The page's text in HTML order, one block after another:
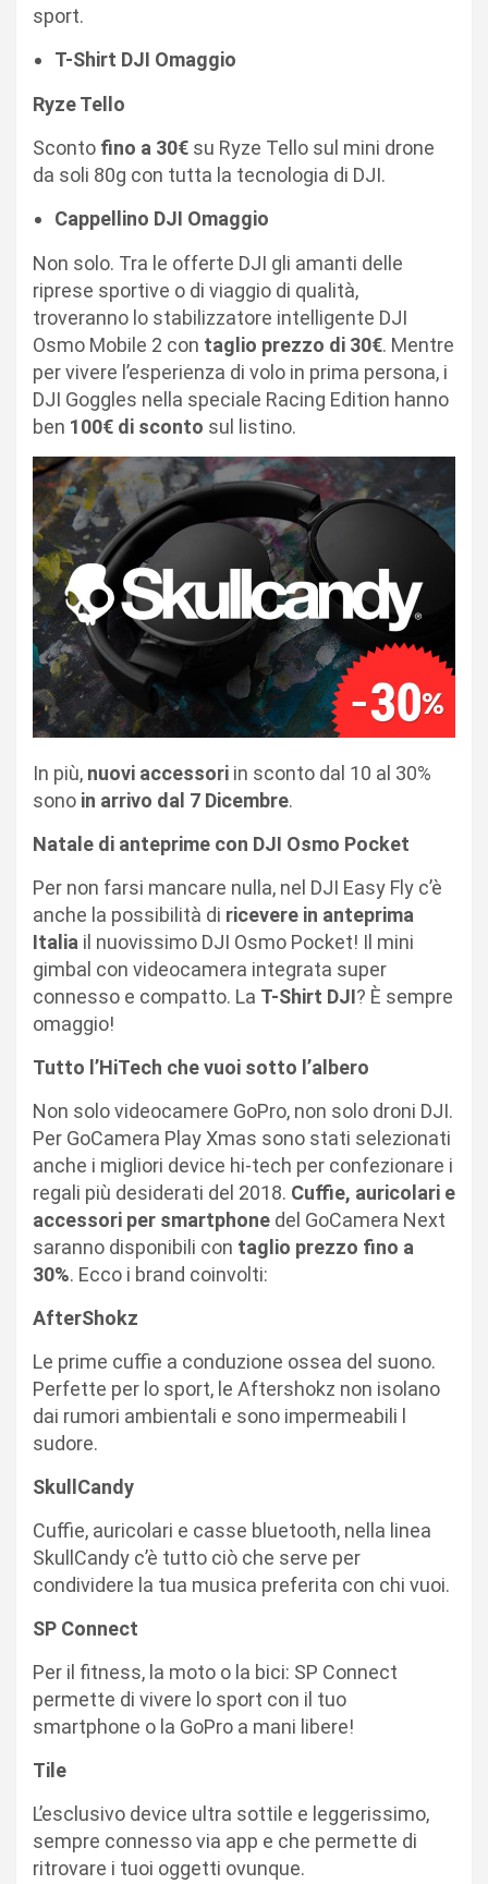
sport.
T-Shirt DJI Omaggio
Ryze Tello
Sconto fino a 30€ su Ryze Tello sul mini drone
da soli 80g con tutta la tecnologia di DJI.
Cappellino DJI Omaggio
Non solo. Tra le offerte DJI gli amanti delle
riprese sportive o di viaggio di qualità,
troveranno lo stabilizzatore intelligente DJI
Osmo Mobile 2 con taglio prezzo di 30€. Mentre
per vivere l’esperienza di volo in prima persona, i
DJI Goggles nella speciale Racing Edition hanno
ben 100€ di sconto sul listino.
In più, nuovi accessori in sconto dal 10 al 30%
sono in arrivo dal 7 Dicembre.
Natale di anteprime con DJI Osmo Pocket
Per non farsi mancare nulla, nel DJI Easy Fly c’è
anche la possibilità di ricevere in anteprima
Italia il nuovissimo DJI Osmo Pocket! Il mini
gimbal con videocamera integrata super
connesso e compatto. La T-Shirt DJI? È sempre
omaggio!
Tutto l’HiTech che vuoi sotto l’albero
Non solo videocamere GoPro, non solo droni DJI.
Per GoCamera Play Xmas sono stati selezionati
anche i migliori device hi-tech per confezionare i
regali più desiderati del 2018. Cuffie, auricolari e
accessori per smartphone del GoCamera Next
saranno disponibili con taglio prezzo fino a
30%. Ecco i brand coinvolti:
AfterShokz
Le prime cuffie a conduzione ossea del suono.
Perfette per lo sport, le Aftershokz non isolano
dai rumori ambientali e sono impermeabili l
sudore.
SkullCandy
Cuffie, auricolari e casse bluetooth, nella linea
SkullCandy c’è tutto ciò che serve per
condividere la tua musica preferita con chi vuoi.
SP Connect
Per il fitness, la moto o la bici: SP Connect
permette di vivere lo sport con il tuo
smartphone o la GoPro a mani libere!
Tile
L’esclusivo device ultra sottile e leggerissimo,
sempre connesso via app e che permette di
ritrovare i tuoi oggetti ovunque.